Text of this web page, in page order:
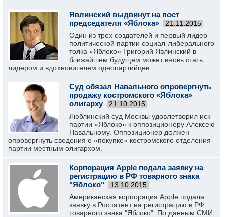
Явлинский выдвинут на пост
председателя «Яблока»
21.11.2015
Один из трех создателей и первый лидер
политической партии социал-либерального
толка «Яблоко» Григорий Явлинский в
ближайшем будущем может вновь стать
лидером и вдохновителем однопартийцев.
Суд обязал Навального опровергнуть
продажу костромского «Яблока»
олигарху
21.10.2015
Люблинский суд Москвы удовлетворил иск
партии «Яблоко» к оппозиционеру Алексею
Навальному. Оппозиционер должен
опровергнуть сведения о «покупке» костромского отделения
партии местным олигархом.
Корпорация Apple подала заявку на
регистрацию в РФ товарного знака
"Яблоко"
13.10.2015
Американская корпорация Apple подала
заявку в Роспатент на регистрацию в РФ
товарного знака "Яблоко". По данным СМИ,